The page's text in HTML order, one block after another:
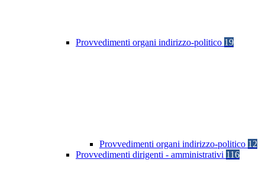
Provvedimenti organi indirizzo-politico 19
Provvedimenti organi indirizzo-politico 12
Provvedimenti dirigenti - amministrativi 116